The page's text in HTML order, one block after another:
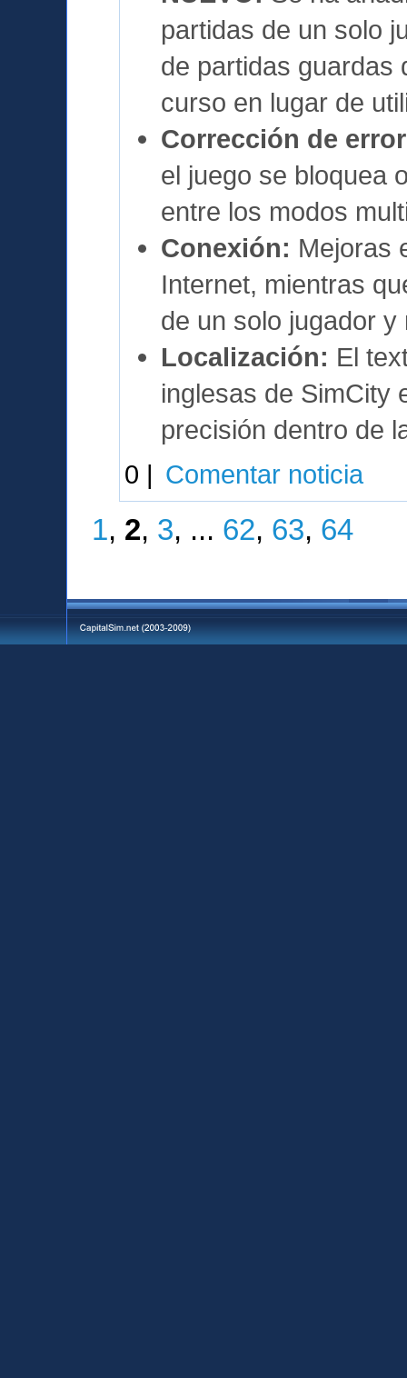
partidas de un solo
de partidas guardas
curso en lugar de
Corrección de
el juego se bloquea
entre los modos
Conexión: Mejoras
Internet, mientras
de un solo jugador y
Localización: El
inglesas de SimCity
precisión dentro de
0 | Comentar noticia
1, 2, 3, ... 62, 63, 64